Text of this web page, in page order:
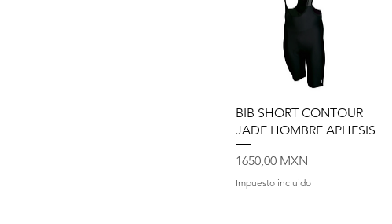
Vista rápida
BIB SHORT CONTOUR
JADE HOMBRE APHESIS
Precio
1650,00 MXN
Impuesto incluido